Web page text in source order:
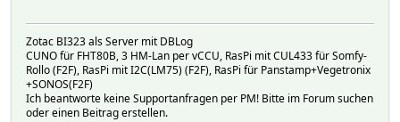
Zotac BI323 als Server mit DBLog
CUNO für FHT80B, 3 HM-Lan per vCCU, RasPi mit CUL433 für Somfy-
Rollo (F2F), RasPi mit I2C(LM75) (F2F), RasPi für Panstamp+Vegetronix
+SONOS(F2F)
Ich beantworte keine Supportanfragen per PM! Bitte im Forum suchen
oder einen Beitrag erstellen.